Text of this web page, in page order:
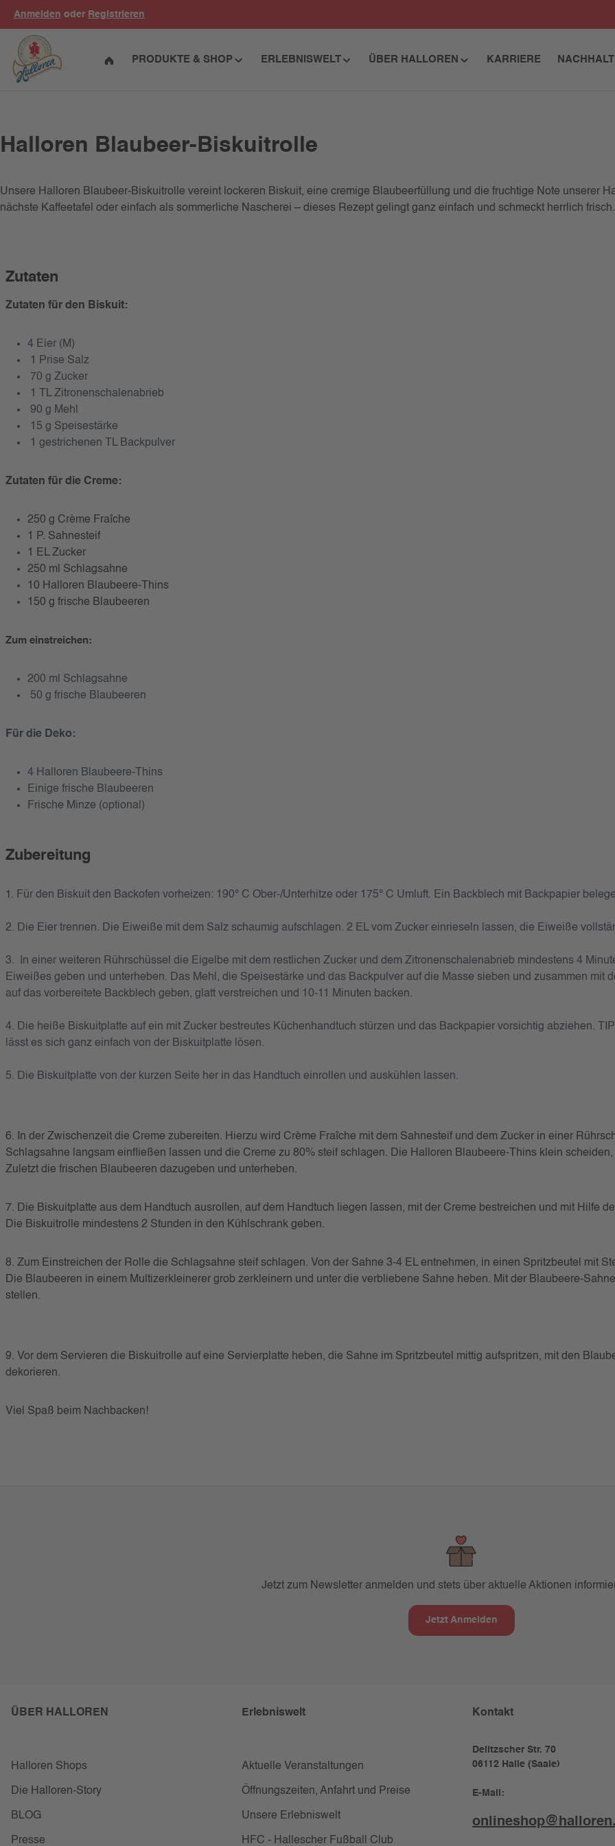
Hauptinhalt springen
Zur Hauptnavigation springen
Anmelden oder Registrieren
PRODUKTE & SHOP ERLEBNISWELT ÜBER HALLOREN KARRIERE
Halloren Blaubeer-Biskuitrolle
Unsere Halloren Blaubeer-Biskuitrolle vereint lockeren Biskuit, eine cremige Blaubeerfüllung und die fruchtige Note unserer
nächste Kaffeetafel oder einfach als sommerliche Nascherei – dieses Rezept gelingt ganz einfach und schmeckt herrlich frisch.
Zutaten
Zutaten für den Biskuit:
4 Eier (M)
1 Prise Salz
70 g Zucker
1 TL Zitronenschalenabrieb
90 g Mehl
15 g Speisestärke
1 gestrichenen TL Backpulver
Zutaten für die Creme:
250 g Crème Fraîche
1 P. Sahnesteif
1 EL Zucker
250 ml Schlagsahne
10 Halloren Blaubeere-Thins
150 g frische Blaubeeren
Zum einstreichen:
200 ml Schlagsahne
50 g frische Blaubeeren
Für die Deko:
4 Halloren Blaubeere-Thins
Einige frische Blaubeeren
Frische Minze (optional)
Zubereitung
1. Für den Biskuit den Backofen vorheizen: 190° C Ober-/Unterhitze oder 175° C Umluft. Ein Backblech mit Backpapier
2. Die Eier trennen. Die Eiweiße mit dem Salz schaumig aufschlagen. 2 EL vom Zucker einrieseln lassen, die Eiweiße
3. In einer weiteren Rührschüssel die Eigelbe mit dem restlichen Zucker und dem Zitronenschalenabrieb mindestens 4
Eiweißes geben und unterheben. Das Mehl, die Speisestärke und das Backpulver auf die Masse sieben und zusammen mit
auf das vorbereitete Backblech geben, glatt verstreichen und 10-11 Minuten backen.
4. Die heiße Biskuitplatte auf ein mit Zucker bestreutes Küchenhandtuch stürzen und das Backpapier vorsichtig abziehen.
lässt es sich ganz einfach von der Biskuitplatte lösen.
5. Die Biskuitplatte von der kurzen Seite her in das Handtuch einrollen und auskühlen lassen.
6. In der Zwischenzeit die Creme zubereiten. Hierzu wird Crème Fraîche mit dem Sahnesteif und dem Zucker in einer
Schlagsahne langsam einfließen lassen und die Creme zu 80% steif schlagen. Die Halloren Blaubeere-Thins klein
Zuletzt die frischen Blaubeeren dazugeben und unterheben.
7. Die Biskuitplatte aus dem Handtuch ausrollen, auf dem Handtuch liegen lassen, mit der Creme bestreichen und mit Hilfe
Die Biskuitrolle mindestens 2 Stunden in den Kühlschrank geben.
8. Zum Einstreichen der Rolle die Schlagsahne steif schlagen. Von der Sahne 3-4 EL entnehmen, in einen Spritzbeutel mit
Die Blaubeeren in einem Multizerkleinerer grob zerkleinern und unter die verbliebene Sahne heben. Mit der Blaubeere-
stellen.
9. Vor dem Servieren die Biskuitrolle auf eine Servierplatte heben, die Sahne im Spritzbeutel mittig aufspritzen, mit den
dekorieren.
Viel Spaß beim Nachbacken!
Jetzt zum Newsletter anmelden und stets über aktuelle Aktionen
Jetzt Anmelden
ÜBER HALLOREN
Halloren Shops
Die Halloren-Story
BLOG
Presse
Erlebniswelt
Aktuelle Veranstaltungen
Öffnungszeiten, Anfahrt und Preise
Unsere Erlebniswelt
HFC - Hallescher Fußball Club
Kontakt
Delitzscher Str. 70
06112 Halle (Saale)
E-Mail: